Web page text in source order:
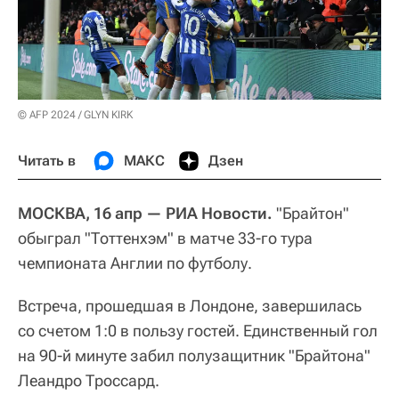
© AFP 2024 / GLYN KIRK
Читать в МАКС Дзен
МОСКВА, 16 апр — РИА Новости. "Брайтон"
обыграл "Тоттенхэм" в матче 33-го тура
чемпионата Англии по футболу.
Встреча, прошедшая в Лондоне, завершилась
со счетом 1:0 в пользу гостей. Единственный гол
на 90-й минуте забил полузащитник "Брайтона"
Леандро Троссард.